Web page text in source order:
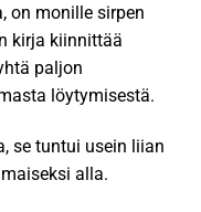
on monille sirpen
kirja kiinnittää
paljon
löytymisestä.
se tuntui usein liian
alla.